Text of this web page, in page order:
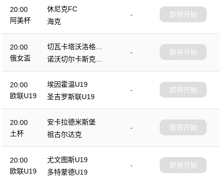
20:00
阿美杯
休尼克FC
-
海克
即将开始
20:00
俄女盃
切瓦卡塔沃洛格达
女篮
-
诺沃切尔卡斯克女
篮
即将开始
20:00
欧联U19
埃因霍温U19
-
圣吉罗斯联U19
即将开始
20:00
土杯
安卡拉德米斯堡
-
祖古尔达克
即将开始
20:00
欧联U19
尤文图斯U19
-
多特蒙德U19
即将开始